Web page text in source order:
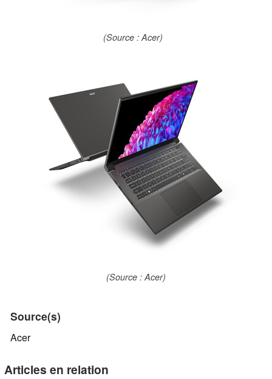
(Source : Acer)
(Source : Acer)
Source(s)
Acer
Articles en relation